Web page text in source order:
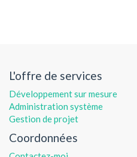
L'offre de services
Développement sur mesure
Administration système
Gestion de projet
Coordonnées